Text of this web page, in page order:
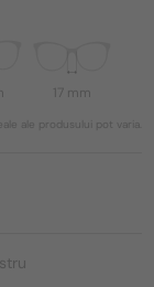
17 mm
ale produsului pot varia.